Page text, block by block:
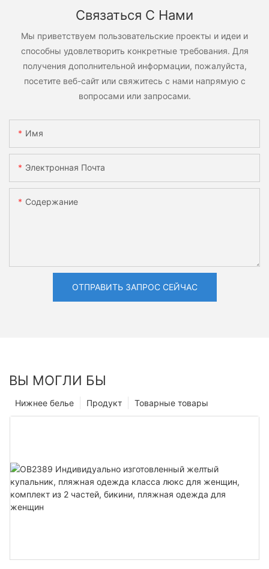
Связаться С Нами
Мы приветствуем пользовательские проекты и идеи и
способны удовлетворить конкретные требования. Для
получения дополнительной информации, пожалуйста,
посетите веб-сайт или свяжитесь с нами напрямую с
вопросами или запросами.
Имя
Электронная Почта
Содержание
ОТПРАВИТЬ ЗАПРОС СЕЙЧАС
ВЫ МОГЛИ БЫ
Товарные товары
Продукт
Нижнее белье